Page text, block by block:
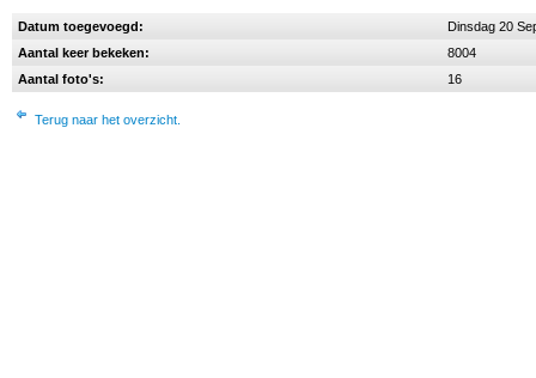
Datum toegevoegd:
Dinsdag 20
Aantal keer bekeken:
8004
Aantal foto's:
16
Terug naar het overzicht.